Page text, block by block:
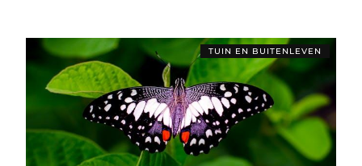
TUIN EN BUITENLEVEN